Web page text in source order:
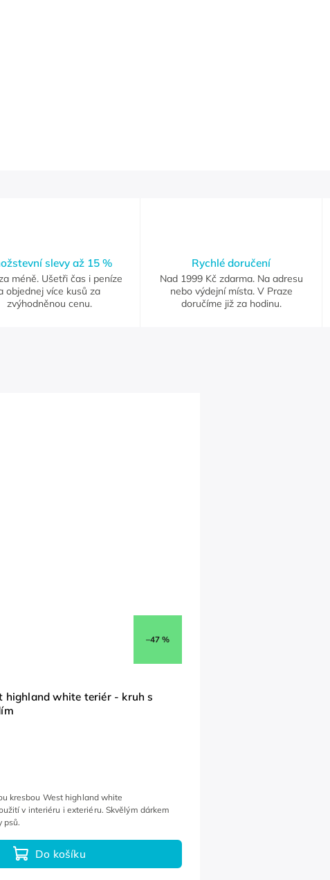
slevy až 15 %
méně. Ušetři čas i peníze
objednej více kusů za
zvýhodněnou cenu.
Rychlé doručení
Nad 1999 Kč zdarma. Na adresu
nebo výdejní místa. V Praze
doručíme již za hodinu.
–47 %
highland white teriér - kruh s
Do košíku
kresbou West highland white
v interiéru i exteriéru. Skvělým dárkem
psů.